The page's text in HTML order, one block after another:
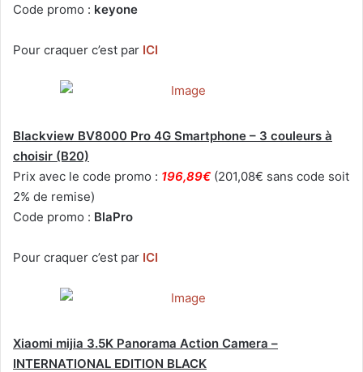
Code promo : keyone
Pour craquer c’est par ICI
Blackview BV8000 Pro 4G Smartphone – 3 couleurs à
choisir (B20)
Prix avec le code promo : 196,89€ (201,08€ sans code soit
2% de remise)
Code promo : BlaPro
Pour craquer c’est par ICI
Xiaomi mijia 3.5K Panorama Action Camera –
INTERNATIONAL EDITION BLACK